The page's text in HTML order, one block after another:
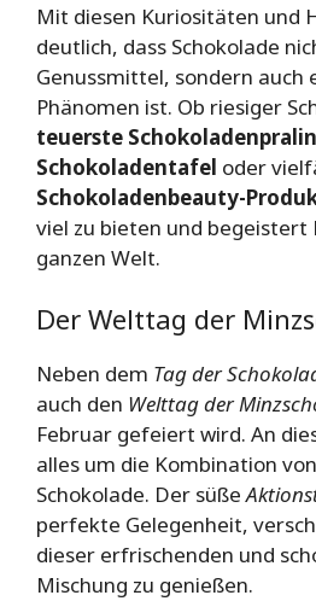
Mit diesen Kuriositäten und
deutlich, dass Schokolade
Genussmittel, sondern auch
Phänomen ist. Ob riesiger
teuerste
Schokoladentafel oder
Schokoladenbeauty-
viel zu bieten und begeistert
ganzen Welt.
Der Welttag der
Neben dem Tag der
auch den Welttag der
Februar gefeiert wird. An
alles um die Kombination
Schokolade. Der süße
perfekte Gelegenheit,
dieser erfrischenden und
Mischung zu genießen.